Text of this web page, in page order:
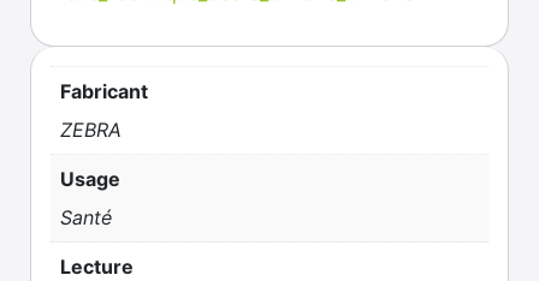
Fabricant
ZEBRA
Usage
Santé
Lecture